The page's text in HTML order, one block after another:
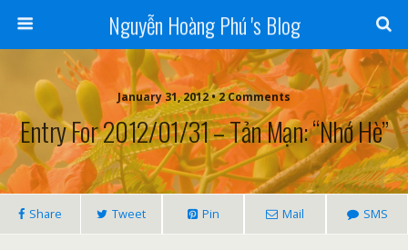
Nguyễn Hoàng Phú 's Blog
January 31, 2012 • 2 Comments
Entry For 2012/01/31 – Tản Mạn: “Nhớ Hè”
Share Tweet Pin Mail SMS